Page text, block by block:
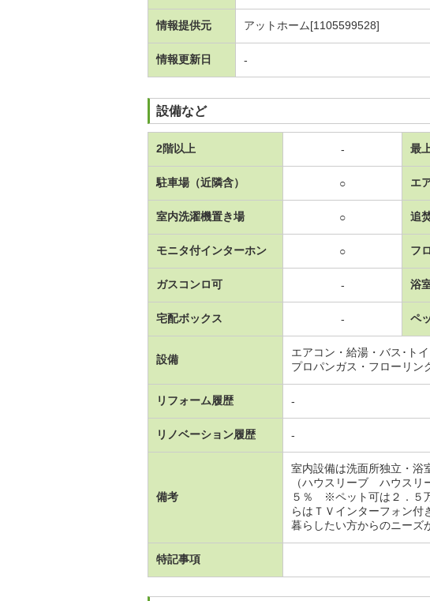
情報提供元 アットホーム[1105599528]
情報更新日 -
設備など
2階以上 - 最
駐車場（近隣含） ○ エ
室内洗濯機置き場 ○ 追
モニタ付インターホン ○ フ
ガスコンロ可 - 浴
宅配ボックス - ペ
設備
エアコン・給湯・バス･ト
プロパンガス・フローリン
リフォーム履歴 -
リノベーション履歴 -
備考
室内設備は洗面所独立・浴
（ハウスリーブ ハウスリ
５％ ※ペット可は２．５
らはＴＶインターフォン付
暮らしたい方からのニーズ
特記事項